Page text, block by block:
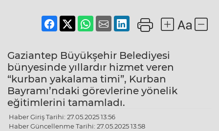
Gaziantep Büyükşehir Belediyesi
bünyesinde yıllardır hizmet veren
“kurban yakalama timi”, Kurban
Bayramı’ndaki görevlerine yönelik
eğitimlerini tamamladı.
Haber Giriş Tarihi: 27.05.2025 13:56
Haber Güncellenme Tarihi: 27.05.2025 13:58